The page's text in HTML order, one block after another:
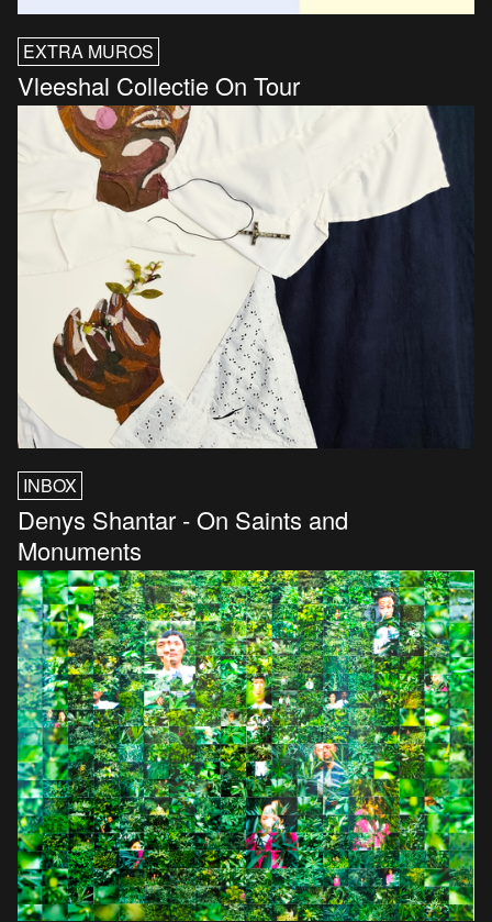
EXTRA MUROS
Vleeshal Collectie On Tour
INBOX
Denys Shantar - On Saints and
Monuments